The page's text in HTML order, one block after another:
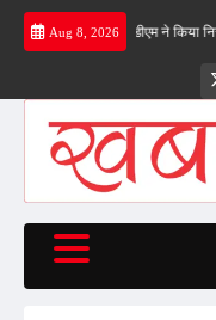
Skip
Aug 8, 2026
बाईपास का डीएम ने किया निरीक्षण…